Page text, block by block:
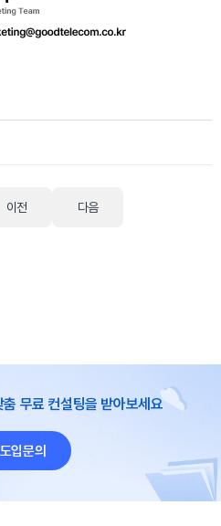
이전 다음
무료 컨설팅을 받아보세요
도입문의